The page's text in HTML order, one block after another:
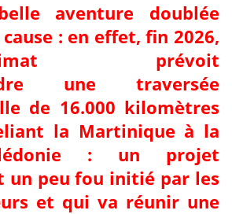
aventure doublée
cause : en effet, fin 2026,
Climat prévoit
une traversée
de 16.000 kilomètres
la Martinique à la
: un projet
un peu fou initié par les
et qui va réunir une